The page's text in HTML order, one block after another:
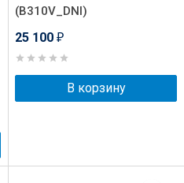
(B310V_DNI)
25 100 ₽
В корзину